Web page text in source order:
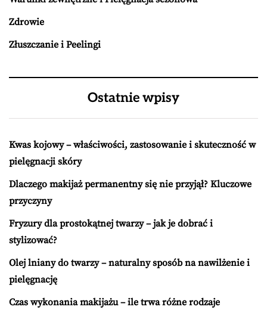
Zdrowie
Złuszczanie i Peelingi
Ostatnie wpisy
Kwas kojowy – właściwości, zastosowanie i skuteczność w
pielęgnacji skóry
Dlaczego makijaż permanentny się nie przyjął? Kluczowe
przyczyny
Fryzury dla prostokątnej twarzy – jak je dobrać i
stylizować?
Olej lniany do twarzy – naturalny sposób na nawilżenie i
pielęgnację
Czas wykonania makijażu – ile trwa różne rodzaje